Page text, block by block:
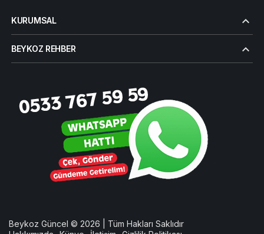
KURUMSAL
BEYKOZ REHBER
Beykoz Güncel © 2026 | Tüm Hakları Saklıdır